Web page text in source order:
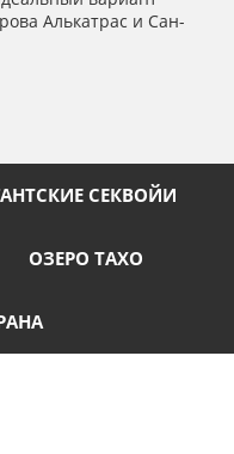
Алькатрас и Сан-
СЕКВОЙИ
ОЗЕРО ТАХО